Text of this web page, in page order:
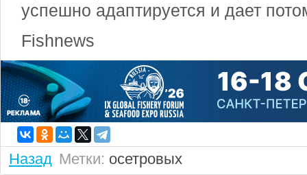
успешно адаптируется и дает
Fishnews
Назад Метки: осетровых